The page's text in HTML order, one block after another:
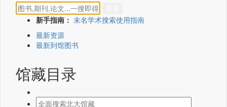
新手指南： 未名学术搜索使用指南
最新资源
最新到馆图书
馆藏目录